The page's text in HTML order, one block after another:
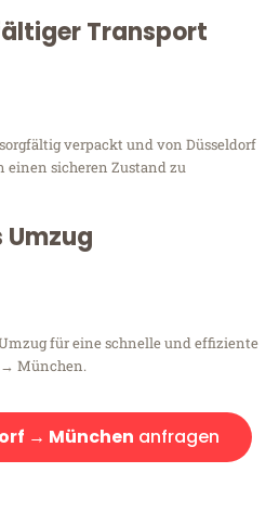
Transport
verpackt und von Düsseldorf
sicheren Zustand zu
Umzug
für eine schnelle und effiziente
→ München.
→ München anfragen